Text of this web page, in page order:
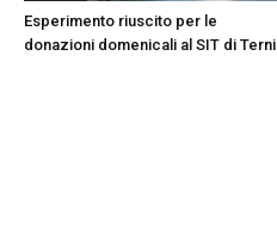
Esperimento riuscito per le
donazioni domenicali al SIT di Terni